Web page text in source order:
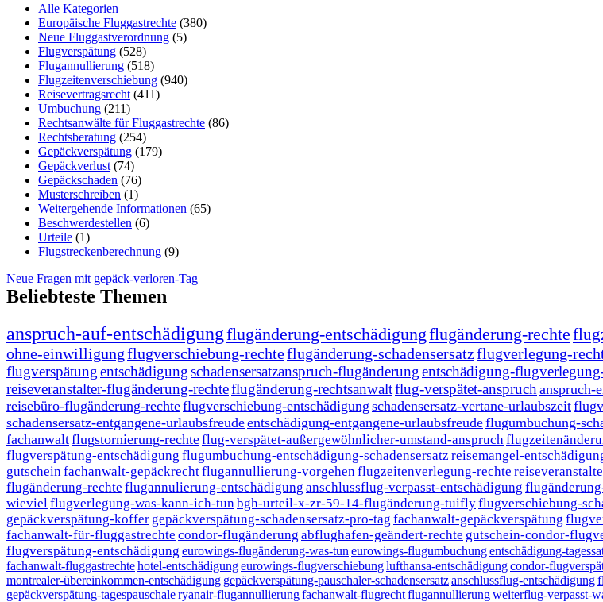
Alle Kategorien
Europäische Fluggastrechte (380)
Neue Fluggastverordnung (5)
Flugverspätung (528)
Flugannullierung (518)
Flugzeitenverschiebung (940)
Reisevertragsrecht (411)
Umbuchung (211)
Rechtsanwälte für Fluggastrechte (86)
Rechtsberatung (254)
Gepäckverspätung (179)
Gepäckverlust (74)
Gepäckschaden (76)
Musterschreiben (1)
Weitergehende Informationen (65)
Beschwerdestellen (6)
Urteile (1)
Flugstreckenberechnung (9)
Neue Fragen mit gepäck-verloren-Tag
Beliebteste Themen
anspruch-auf-entschädigungflugänderung-entschädigungflugänderung-rechte
ohne-einwilligungflugverschiebung-rechteflugänderung-schadensersatzflugverlegung-
flugverspätungentschädigungschadensersatzanspruch-flugänderungentschädigung-
reiseveranstalter-flugänderung-rechteflugänderung-rechtsanwaltflug-verspätet-anspruch anspruch-
reisebüro-flugänderung-rechteflugverschiebung-entschädigung schadensersatz-vertane-urlaubszeit
schadensersatz-entgangene-urlaubsfreudeentschädigung-entgangene-urlaubsfreudeflugumbuchung-
fachanwaltflugstornierung-rechteflug-verspätet-außergewöhnlicher-umstand-anspruch
flugverspätung-entschädigung flugumbuchung-entschädigung-schadensersatz reisemangel-
gutschein fachanwalt-gepäckrechtflugannullierung-vorgehen flugzeitenverlegung-rechte
flugänderung-rechte flugannulierung-entschädigung anschlussflug-verpasst-entschädigung
wieviel flugverlegung-was-kann-ich-tun bgh-urteil-x-zr-59-14-flugänderung-tuiflyflugverschiebung-
gepäckverspätung-koffer gepäckverspätung-schadensersatz-pro-tag fachanwalt-gepäckverspätung
fachanwalt-für-fluggastrechte condor-flugänderung abflughafen-geändert-rechte gutschein-condor-
flugverspätung-entschädigung eurowings-flugänderung-was-tun eurowings-flugumbuchungentschädigung-
fachanwalt-fluggastrechtehotel-entschädigungeurowings-flugverschiebunglufthansa-entschädigungcondor-
montrealer-übereinkommen-entschädigung gepäckverspätung-pauschaler-schadensersatzanschlussflug-entschädigung
gepäckverspätung-tagespauschaleryanair-flugannullierungfachanwalt-flugrechtflugannullierungweiterflug-verpasst-